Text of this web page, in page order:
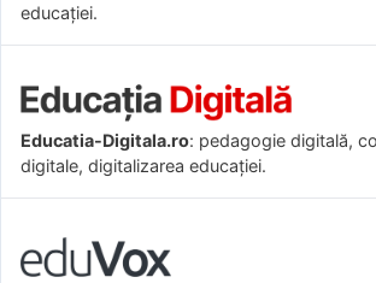
educației.
Educatia-Digitala.ro: pedagogie digitală,
digitale, digitalizarea educației.